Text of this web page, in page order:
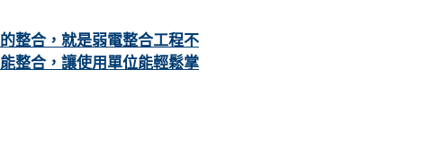
整合，就是弱電整合工程不
整合，讓使用單位能輕鬆掌